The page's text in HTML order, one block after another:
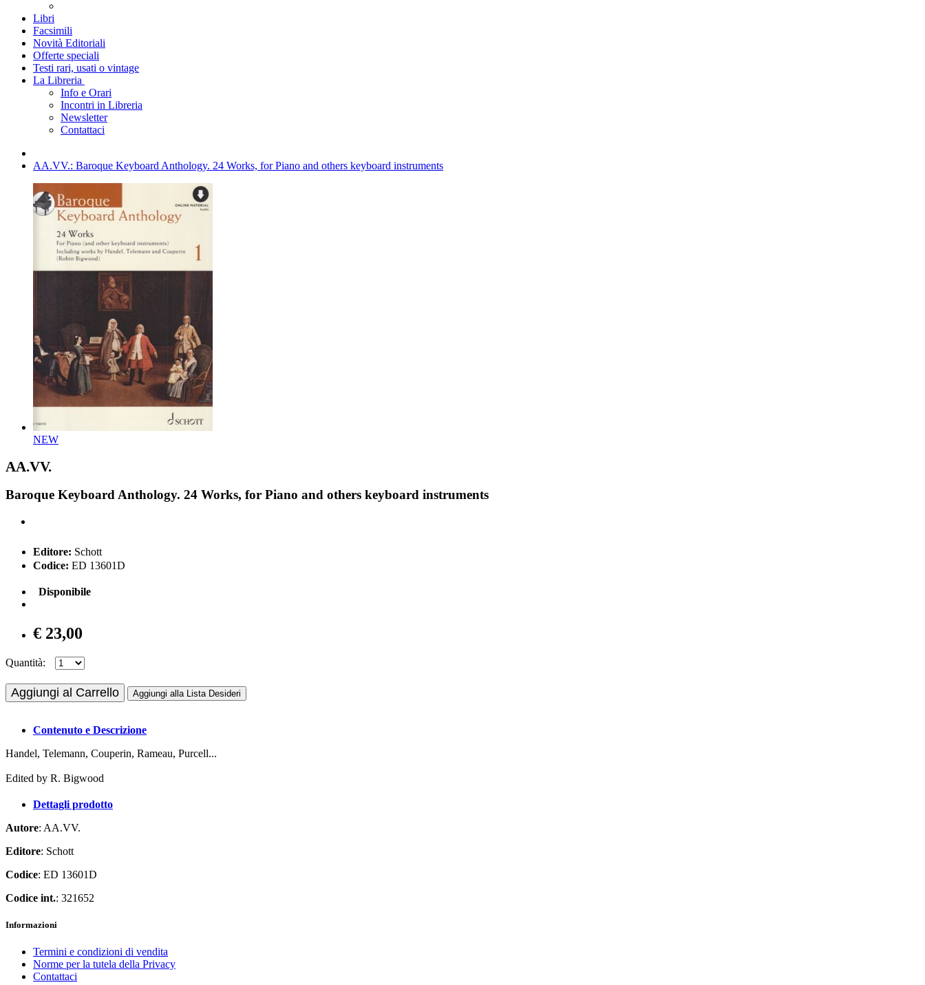
Libri
Facsimili
Novità Editoriali
Offerte speciali
Testi rari, usati o vintage
La Libreria
Info e Orari
Incontri in Libreria
Newsletter
Contattaci
AA.VV.: Baroque Keyboard Anthology. 24 Works, for Piano and others keyboard instruments
NEW
AA.VV.
Baroque Keyboard Anthology. 24 Works, for Piano and others keyboard instruments
Editore: Schott
Codice: ED 13601D
Disponibile
€ 23,00
Quantità:
Aggiungi al Carrello Aggiungi alla Lista Desideri
Contenuto e Descrizione
Handel, Telemann, Couperin, Rameau, Purcell...
Edited by R. Bigwood
Dettagli prodotto
Autore: AA.VV.
Editore: Schott
Codice: ED 13601D
Codice int.: 321652
Informazioni
Termini e condizioni di vendita
Norme per la tutela della Privacy
Contattaci